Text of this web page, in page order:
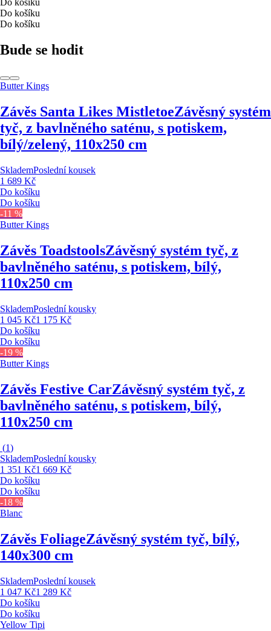
Do košíku
Do košíku
Bude se hodit
Butter Kings
Závěs Santa Likes MistletoeZávěsný systém
tyč, z bavlněného saténu, s potiskem,
bílý/zelený, 110x250 cm
SklademPoslední kousek
1 689 Kč
Do košíku
Do košíku
-11 %
Butter Kings
Závěs ToadstoolsZávěsný systém tyč, z
bavlněného saténu, s potiskem, bílý,
110x250 cm
SklademPoslední kousky
1 045 Kč1 175 Kč
Do košíku
Do košíku
-19 %
Butter Kings
Závěs Festive CarZávěsný systém tyč, z
bavlněného saténu, s potiskem, bílý,
110x250 cm
(1)
SklademPoslední kousky
1 351 Kč1 669 Kč
Do košíku
Do košíku
-18 %
Blanc
Závěs FoliageZávěsný systém tyč, bílý,
140x300 cm
SklademPoslední kousek
1 047 Kč1 289 Kč
Do košíku
Do košíku
Yellow Tipi